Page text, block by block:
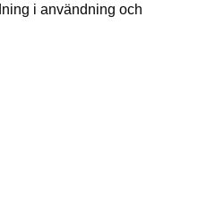
i användning och